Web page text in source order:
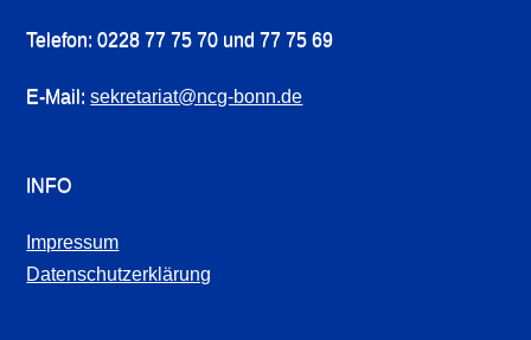
Telefon: 0228 77 75 70 und 77 75 69
E-Mail:sekretariat@ncg-bonn.de
INFO
Impressum
Datenschutzerklärung